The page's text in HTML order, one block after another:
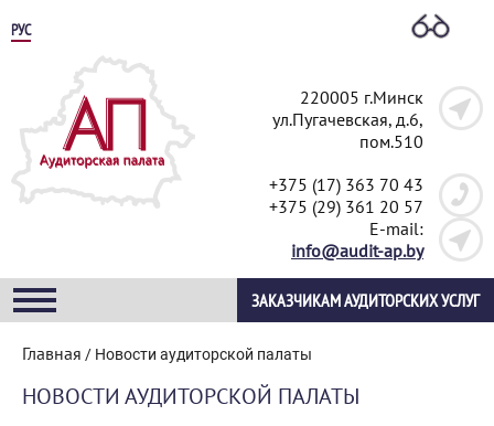
РУС
220005 г.Минск
ул.Пугачевская, д.6,
пом.510
+375 (17) 363 70 43
+375 (29) 361 20 57
E-mail:
info@audit-ap.by
ЗАКАЗЧИКАМ АУДИТОРСКИХ УСЛУГ
Главная / Новости аудиторской палаты
НОВОСТИ АУДИТОРСКОЙ ПАЛАТЫ